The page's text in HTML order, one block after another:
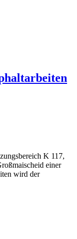
K 117,
einer
wird der